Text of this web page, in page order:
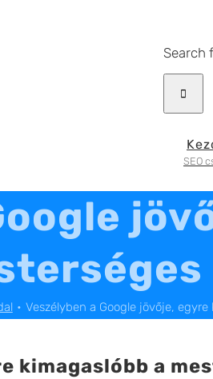
Search
SEO
Veszélyben a Google jövője,
kimagaslóbb a